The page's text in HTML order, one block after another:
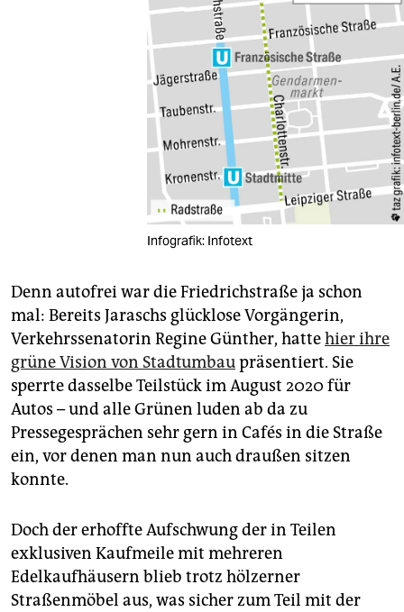
Infografik: Infotext
Denn autofrei war die Friedrichstraße ja schon
mal: Bereits Jaraschs glücklose Vorgängerin,
Verkehrssenatorin Regine Günther, hattehier ihre
grüne Vision von Stadtumbaupräsentiert. Sie
sperrte dasselbe Teilstück im August 2020 für
Autos – und alle Grünen luden ab da zu
Pressegesprächen sehr gern in Cafés in die Straße
ein, vor denen man nun auch draußen sitzen
konnte.
Doch der erhoffte Aufschwung der in Teilen
exklusiven Kaufmeile mit mehreren
Edelkaufhäusern blieb trotz hölzerner
Straßenmöbel aus, was sicher zum Teil mit der